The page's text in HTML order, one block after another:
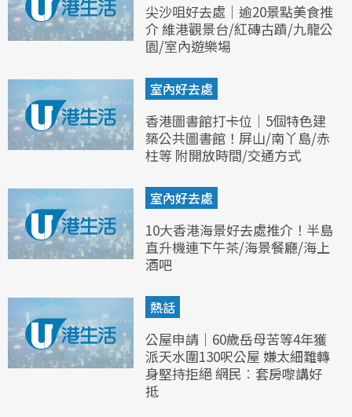
尖沙咀好去處｜逾20景點美食推
介 維港觀景台/紅磚古蹟/九龍公
園/室內遊樂場
室內好去處
香港圖書館打卡位｜5個特色建
築公共圖書館！屏山/南丫島/赤
柱等 附開放時間/交通方式
室內好去處
10大香港海景好去處推介！半島
直升機連下午茶/海景餐廳/海上
酒吧
熱話
公屋申請｜60歲岳母苦等4年獲
派天水圍130呎公屋 嫌太細難轉
身堅持拒絕 網民︰套房嚟講好
抵